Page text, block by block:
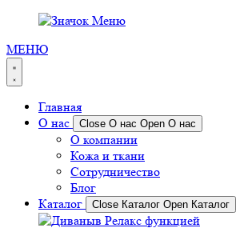
МЕНЮ
Главная
О нас
Close О нас Open О нас
О компании
Кожа и ткани
Сотрудничество
Блог
Каталог
Close Каталог Open Каталог